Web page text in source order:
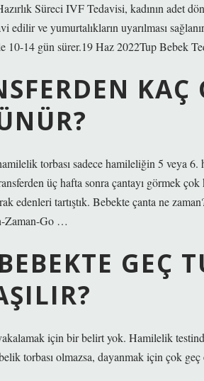
Süreci IVF Tedavisi, kadının adet
edilir ve yumurtalıkların uyarılması
10-14 gün sürer.19 Haz 2022Tup Bebek
KAÇ
torbası sadece hamileliğin 5 veya
üç hafta sonra çantayı görmek
edenleri tartıştık. Bebekte çanta ne
Zaman-Go …
GEÇ
için bir belirt yok. Hamilelik
torbası olmazsa, dayanmak için çok